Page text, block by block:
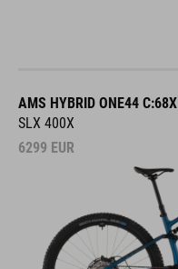
AMS HYBRID ONE44 C:68X
SLX 400X
6299 EUR